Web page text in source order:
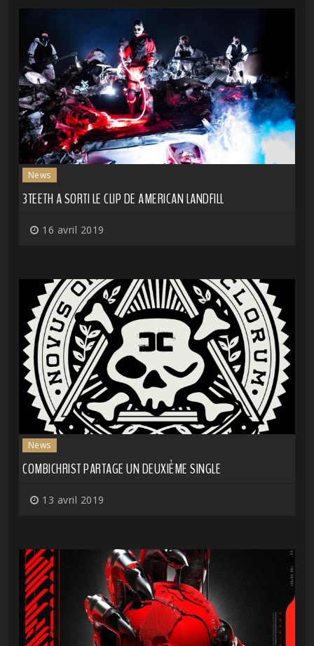
News
3TEETH A SORTI LE CLIP DE AMERICAN LANDFILL
16 avril 2019
News
COMBICHRIST PARTAGE UN DEUXIÈME SINGLE
13 avril 2019